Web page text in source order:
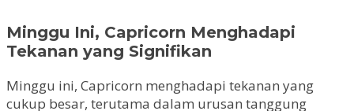
Minggu Ini, Capricorn Menghadapi
Tekanan yang Signifikan
Minggu ini, Capricorn menghadapi tekanan yang
cukup besar, terutama dalam urusan tanggung